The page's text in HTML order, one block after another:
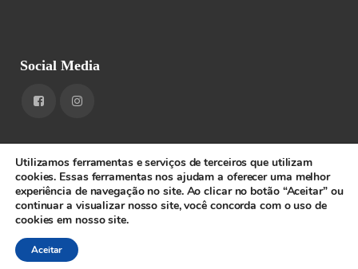
Social Media
1RIGV - CNPJ: 20.685.380/0001-52 - Todos os direitos
Utilizamos ferramentas e serviços de terceiros que utilizam
cookies. Essas ferramentas nos ajudam a oferecer uma melhor
experiência de navegação no site. Ao clicar no botão “Aceitar” ou
continuar a visualizar nosso site, você concorda com o uso de
cookies em nosso site.
Aceitar